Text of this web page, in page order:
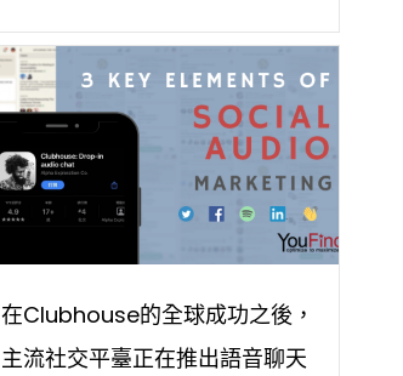
在Clubhouse的全球成功之後，
主流社交平臺正在推出語音聊天